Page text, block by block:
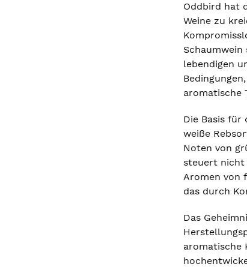
Oddbird hat
Weine zu
lebendigen
aromatische
Die Basis für
weiße
Noten von
steuert nicht
Aromen von
das durch
Das
aromatische